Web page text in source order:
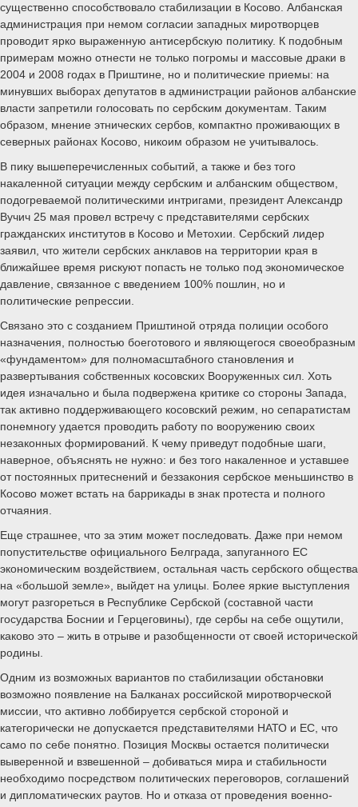
существенно способствовало стабилизации в Косово. Албанская
администрация при немом согласии западных миротворцев
проводит ярко выраженную антисербскую политику. К подобным
примерам можно отнести не только погромы и массовые драки в
2004 и 2008 годах в Приштине, но и политические приемы: на
минувших выборах депутатов в администрации районов албанские
власти запретили голосовать по сербским документам. Таким
образом, мнение этнических сербов, компактно проживающих в
северных районах Косово, никоим образом не учитывалось.
В пику вышеперечисленных событий, а также и без того
накаленной ситуации между сербским и албанским обществом,
подогреваемой политическими интригами, президент Александр
Вучич 25 мая провел встречу с представителями сербских
гражданских институтов в Косово и Метохии. Сербский лидер
заявил, что жители сербских анклавов на территории края в
ближайшее время рискуют попасть не только под экономическое
давление, связанное с введением 100% пошлин, но и
политические репрессии.
Связано это с созданием Приштиной отряда полиции особого
назначения, полностью боеготового и являющегося своеобразным
«фундаментом» для полномасштабного становления и
развертывания собственных косовских Вооруженных сил. Хоть
идея изначально и была подвержена критике со стороны Запада,
так активно поддерживающего косовский режим, но сепаратистам
понемногу удается проводить работу по вооружению своих
незаконных формирований. К чему приведут подобные шаги,
наверное, объяснять не нужно: и без того накаленное и уставшее
от постоянных притеснений и беззакония сербское меньшинство в
Косово может встать на баррикады в знак протеста и полного
отчаяния.
Еще страшнее, что за этим может последовать. Даже при немом
попустительстве официального Белграда, запуганного ЕС
экономическим воздействием, остальная часть сербского общества
на «большой земле», выйдет на улицы. Более яркие выступления
могут разгореться в Республике Сербской (составной части
государства Боснии и Герцеговины), где сербы на себе ощутили,
каково это – жить в отрыве и разобщенности от своей исторической
родины.
Одним из возможных вариантов по стабилизации обстановки
возможно появление на Балканах российской миротворческой
миссии, что активно лоббируется сербской стороной и
категорически не допускается представителями НАТО и ЕС, что
само по себе понятно. Позиция Москвы остается политически
выверенной и взвешенной – добиваться мира и стабильности
необходимо посредством политических переговоров, соглашений
и дипломатических раутов. Но и отказа от проведения военно-